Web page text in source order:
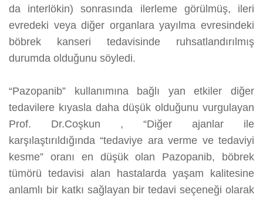
da interlökin) sonrasında ilerleme görülmüş, ileri
evredeki veya diğer organlara yayılma evresindeki
böbrek kanseri tedavisinde ruhsatlandırılmış
durumda olduğunu söyledi.
“Pazopanib” kullanımına bağlı yan etkiler diğer
tedavilere kıyasla daha düşük olduğunu vurgulayan
Prof. Dr.Coşkun , “Diğer ajanlar ile
karşılaştırıldığında “tedaviye ara verme ve tedaviyi
kesme” oranı en düşük olan Pazopanib, böbrek
tümörü tedavisi alan hastalarda yaşam kalitesine
anlamlı bir katkı sağlayan bir tedavi seçeneği olarak